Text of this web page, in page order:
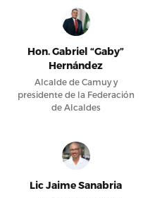
Hon. Gabriel “Gaby”
Hernández
Alcalde de Camuy y
presidente de la Federación
de Alcaldes
Lic Jaime Sanabria